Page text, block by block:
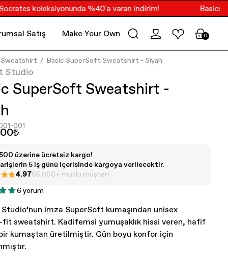
koleksiyonunda %40'a varan indirim! Basics
Satış Make Your Own Merch PoV 0
Sweatshirt Basic SuperSoft Sweatshirt - Siyah
Studio
SuperSoft Sweatshirt -
001
üzerine ücretsiz kargo!
5 iş günü içerisinde kargoya verilecektir.
4.9765.000+ mutlu müşteri
6 yorum
imza SuperSoft kumaşından unisex
fit sweatshirt. Kadifemsi yumuşaklık hissi veren, hafif
kumaştan üretilmiştir. Gün boyu konfor için